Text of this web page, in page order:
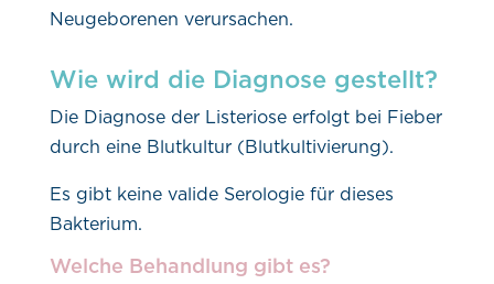
Neugeborenen verursachen.
Wie wird die Diagnose gestellt?
Die Diagnose der Listeriose erfolgt bei Fieber
durch eine Blutkultur (Blutkultivierung).
Es gibt keine valide Serologie für dieses
Bakterium.
Welche Behandlung gibt es?